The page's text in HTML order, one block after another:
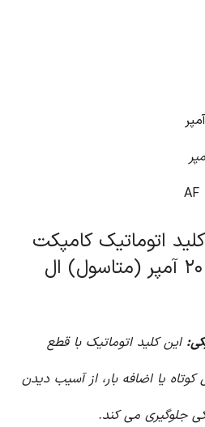
اتوماتیک کامپکت
۳ پل قابل تنظیم ۲۰ آمپر (متاسول) ال
این کلید اتوماتیک با قطع
یا اضافه بار، از آسیب دیدن
جلوگیری می کند.